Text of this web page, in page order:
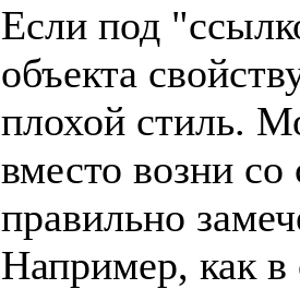
Если под
объекта
плохой стиль.
вместо возни
правильно
Например, как